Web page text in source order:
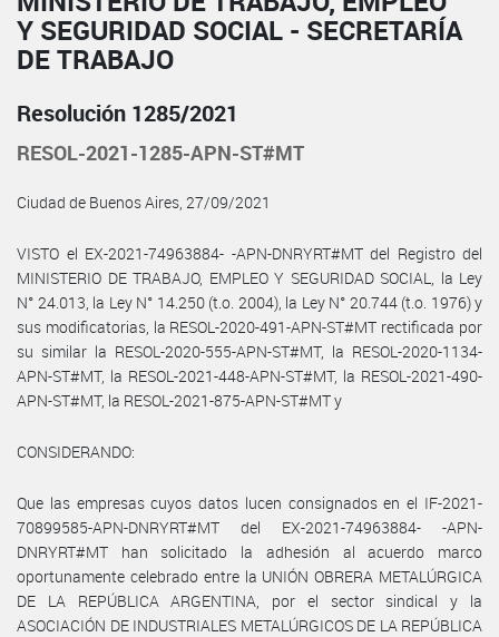
Y SEGURIDAD SOCIAL - SECRETARÍA
DE TRABAJO
Resolución 1285/2021
RESOL-2021-1285-APN-ST#MT
Ciudad de Buenos Aires, 27/09/2021
VISTO el EX-2021-74963884- -APN-DNRYRT#MT del Registro del
MINISTERIO DE TRABAJO, EMPLEO Y SEGURIDAD SOCIAL, la Ley
N° 24.013, la Ley N° 14.250 (t.o. 2004), la Ley N° 20.744 (t.o. 1976) y
sus modificatorias, la RESOL-2020-491-APN-ST#MT rectificada por
su similar la RESOL-2020-555-APN-ST#MT, la RESOL-2020-1134-
APN-ST#MT, la RESOL-2021-448-APN-ST#MT, la RESOL-2021-490-
APN-ST#MT, la RESOL-2021-875-APN-ST#MT y
CONSIDERANDO:
Que las empresas cuyos datos lucen consignados en el IF-2021-
70899585-APN-DNRYRT#MT del EX-2021-74963884- -APN-
DNRYRT#MT han solicitado la adhesión al acuerdo marco
oportunamente celebrado entre la UNIÓN OBRERA METALÚRGICA
DE LA REPÚBLICA ARGENTINA, por el sector sindical y la
ASOCIACIÓN DE INDUSTRIALES METALÚRGICOS DE LA REPÚBLICA